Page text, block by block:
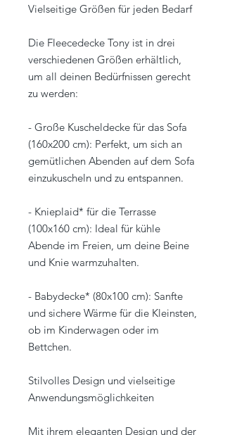
Vielseitige Größen für jeden Bedarf
Die Fleecedecke Tony ist in drei
verschiedenen Größen erhältlich,
um all deinen Bedürfnissen gerecht
zu werden:
- Große Kuscheldecke für das Sofa
(160x200 cm): Perfekt, um sich an
gemütlichen Abenden auf dem Sofa
einzukuscheln und zu entspannen.
- Knieplaid* für die Terrasse
(100x160 cm): Ideal für kühle
Abende im Freien, um deine Beine
und Knie warmzuhalten.
- Babydecke* (80x100 cm): Sanfte
und sichere Wärme für die Kleinsten,
ob im Kinderwagen oder im
Bettchen.
Stilvolles Design und vielseitige
Anwendungsmöglichkeiten
Mit ihrem eleganten Design und der